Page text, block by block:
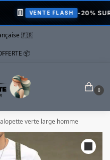
VENTE FLASH -20% SUR
🇫🇷
📦
0
verte large homme